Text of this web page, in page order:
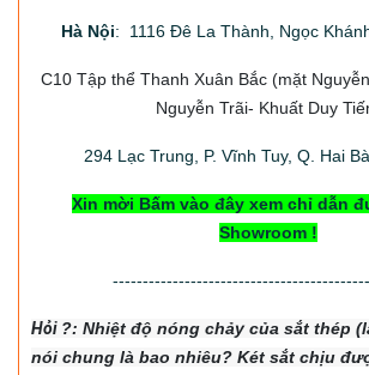
Hà Nội: 1116 Đê La Thành, Ngọc
C10 Tập thể Thanh Xuân Bắc (mặt
Nguyễn Trãi- Khuất Duy
294Lạc Trung, P. Vĩnh Tuy, Q. Hai
Xin mời Bấm vào đây xem chỉ dẫn
Showroom !
Hỏi ?: Nhiệt độ nóng chảy của sắt thép
nói chung là bao nhiêu? Két sắt chịu